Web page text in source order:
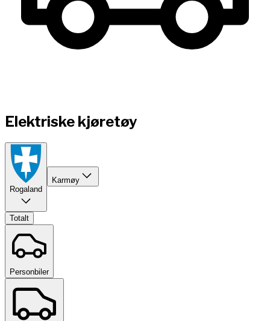
Elektriske kjøretøy
Rogaland
Karmøy
Totalt
Personbiler